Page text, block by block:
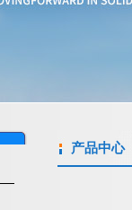
产品中心